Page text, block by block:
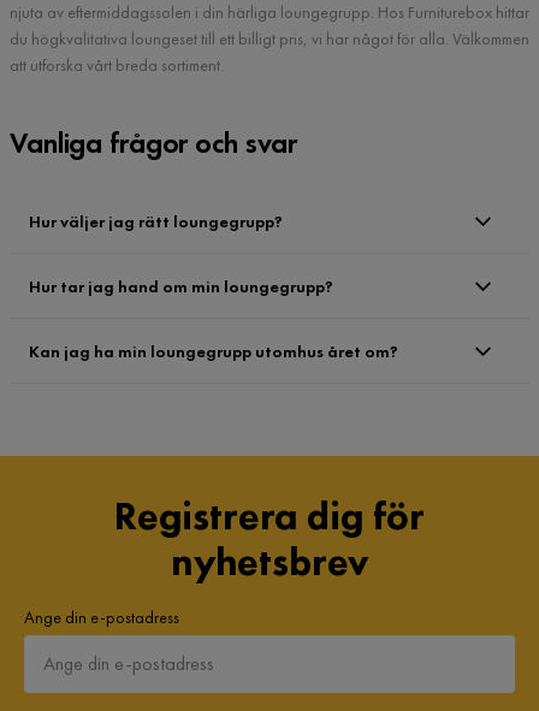
njuta av eftermiddagssolen i din härliga loungegrupp. Hos Furniturebox hittar
du högkvalitativa loungeset till ett billigt pris, vi har något för alla. Välkommen
att utforska vårt breda sortiment.
Vanliga frågor och svar
Hur väljer jag rätt loungegrupp?
Hur tar jag hand om min loungegrupp?
Kan jag ha min loungegrupp utomhus året om?
Registrera dig för
nyhetsbrev
Ange din e-postadress